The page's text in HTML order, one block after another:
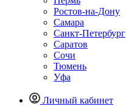
Ростов-на-Дону
Самара
Санкт-Петербург
Саратов
Сочи
Тюмень
Уфа
Личный кабинет